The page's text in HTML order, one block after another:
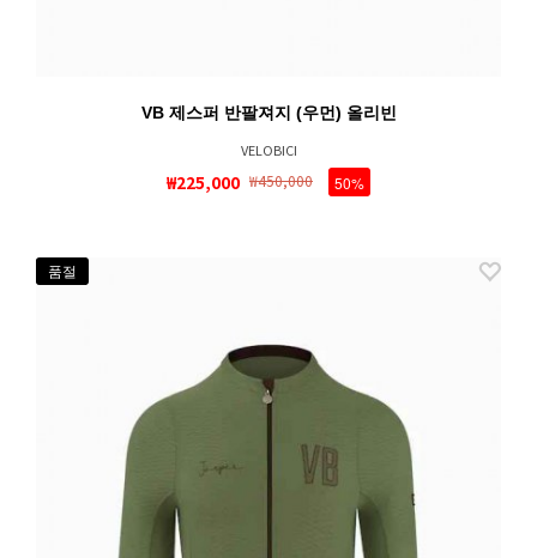
VB 제스퍼 반팔져지 (우먼) 올리빈
VELOBICI
₩225,000 ₩450,000 50%
품절